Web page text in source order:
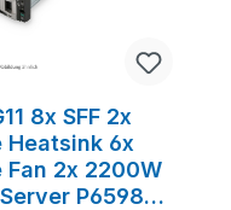
8x SFF 2x
Heatsink 6x
2x 2200W
P65984-